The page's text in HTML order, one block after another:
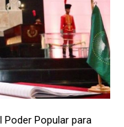
Poder Popular para